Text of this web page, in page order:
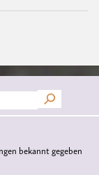
bekannt gegeben